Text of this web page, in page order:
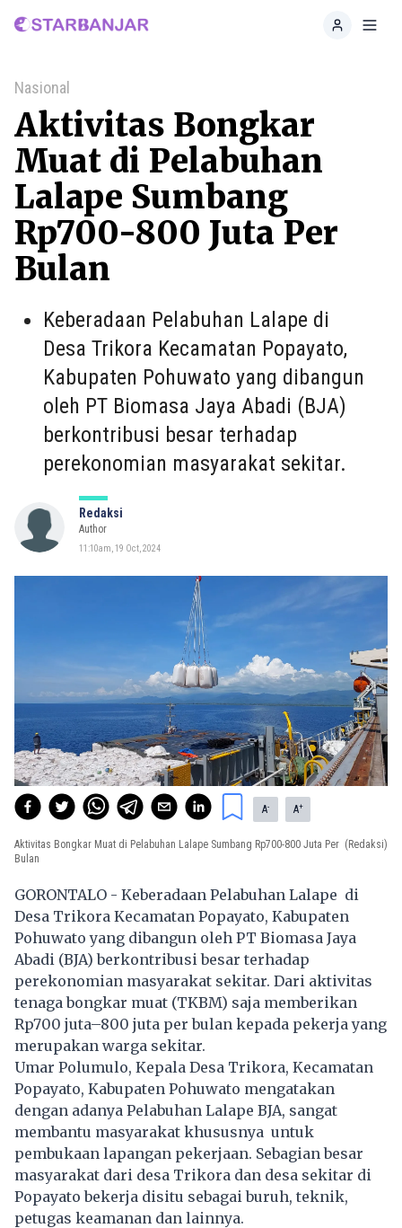
Home
Nasional
Aktivitas Bongkar
Muat di Pelabuhan
Lalape Sumbang
Rp700-800 Juta Per
Bulan
Keberadaan Pelabuhan Lalape di
Desa Trikora Kecamatan Popayato,
Kabupaten Pohuwato yang dibangun
oleh PT Biomasa Jaya Abadi (BJA)
berkontribusi besar terhadap
perekonomian masyarakat sekitar.
Redaksi
Author
11:10am, 19 Oct, 2024
A- A+
Aktivitas Bongkar Muat di Pelabuhan Lalape Sumbang Rp700-800 Juta Per
Bulan
(Redaksi)
GORONTALO - Keberadaan Pelabuhan Lalape di
Desa Trikora Kecamatan Popayato, Kabupaten
Pohuwato yang dibangun oleh PT Biomasa Jaya
Abadi (BJA) berkontribusi besar terhadap
perekonomian masyarakat sekitar. Dari aktivitas
tenaga bongkar muat (TKBM) saja memberikan
Rp700 juta–800 juta per bulan kepada pekerja yang
merupakan warga sekitar.
Umar Polumulo, Kepala Desa Trikora, Kecamatan
Popayato, Kabupaten Pohuwato mengatakan
dengan adanya Pelabuhan Lalape BJA, sangat
membantu masyarakat khususnya untuk
pembukaan lapangan pekerjaan. Sebagian besar
masyarakat dari desa Trikora dan desa sekitar di
Popayato bekerja disitu sebagai buruh, teknik,
petugas keamanan dan lainnya.